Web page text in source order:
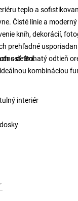
teplo a
Čisté línie a
kníh, dekorácií,
prehľadné
s deťmi.Bohatý odtieň
kombináciou
interiér